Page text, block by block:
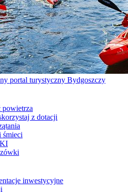
portal turystyczny Bydgoszczy
powietrza
z dotacji
śmieci
inwestycyjne